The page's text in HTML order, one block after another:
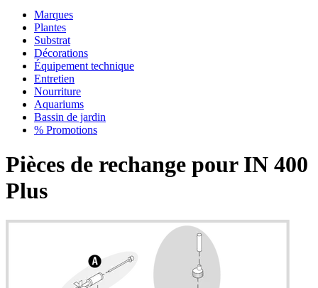
Marques
Plantes
Substrat
Décorations
Équipement technique
Entretien
Nourriture
Aquariums
Bassin de jardin
% Promotions
Pièces de rechange pour IN 400
Plus